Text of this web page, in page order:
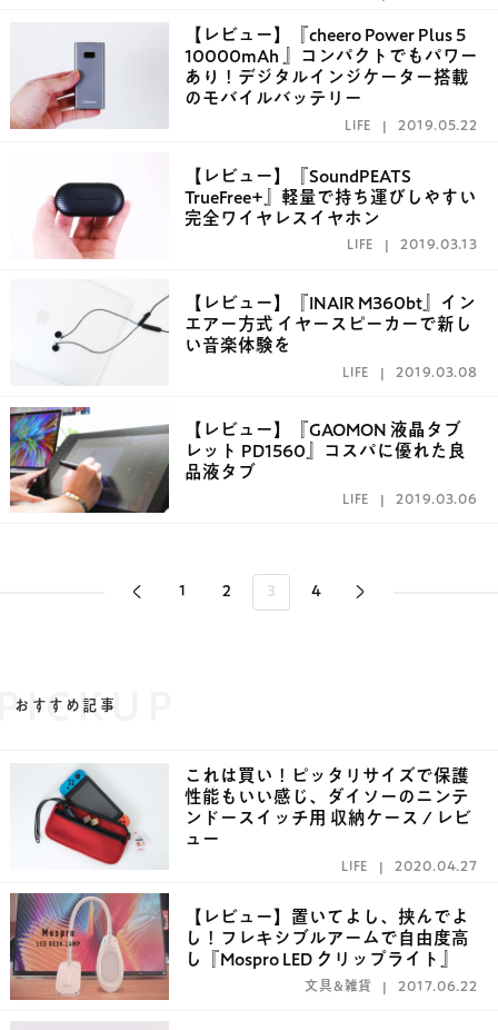
【レビュー】『cheero Power Plus 5
10000mAh 』コンパクトでもパワー
あり！デジタルインジケーター搭載
のモバイルバッテリー
LIFE 2019.05.22
【レビュー】『SoundPEATS
TrueFree+』軽量で持ち運びしやすい
完全ワイヤレスイヤホン
LIFE 2019.03.13
【レビュー】『INAIR M360bt』イン
エアー方式 イヤースピーカーで新し
い音楽体験を
LIFE 2019.03.08
【レビュー】『GAOMON 液晶タブ
レット PD1560』コスパに優れた良
品液タブ
LIFE 2019.03.06
1 2 3 4
おすすめ記事
これは買い！ピッタリサイズで保護
性能もいい感じ、ダイソーのニンテ
ンドースイッチ用 収納ケース / レビ
ュー
LIFE 2020.04.27
【レビュー】置いてよし、挟んでよ
し！フレキシブルアームで自由度高
し『Mospro LED クリップライト』
文具&雑貨 2017.06.22